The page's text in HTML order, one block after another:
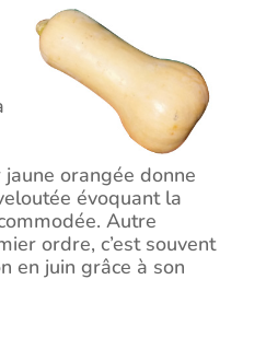
orangée donne
évoquant la
Autre
ordre, c’est souvent
en juin grâce à son